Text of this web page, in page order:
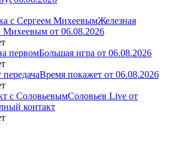
Железная
Михеевым от 06.08.2026
Большая игра от 06.08.2026
Время покажет от 06.08.2026
Соловьев Live от
контакт